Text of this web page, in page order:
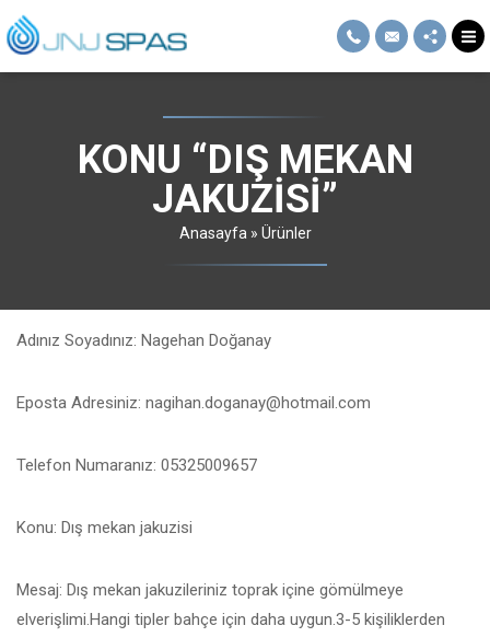
KONU “DIŞ MEKAN
JAKUZISI”
Anasayfa » Ürünler
Adınız Soyadınız: Nagehan Doğanay
Eposta Adresiniz: nagihan.doganay@hotmail.com
Telefon Numaranız: 05325009657
Konu: Dış mekan jakuzisi
Mesaj: Dış mekan jakuzileriniz toprak içine gömülmeye
elverişlimi.Hangi tipler bahçe için daha uygun.3-5 kişiliklerden